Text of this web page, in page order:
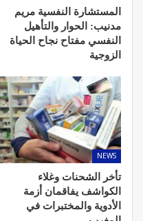
المستشارة النفسية مريم
مدنيب: الحوار والتأهيل
النفسي مفتاح نجاح الحياة
الزوجية
NEWS
تأخر الشحنات وغلاء
الكواشف يفاقمان أزمة
الأدوية والمختبرات في